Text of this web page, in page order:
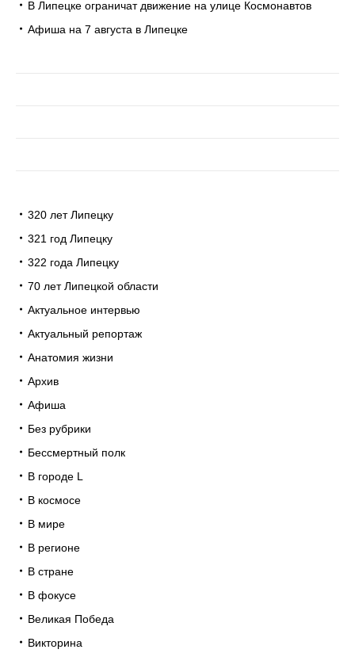
В Липецке ограничат движение на улице Космонавтов
Афиша на 7 августа в Липецке
320 лет Липецку
321 год Липецку
322 года Липецку
70 лет Липецкой области
Актуальное интервью
Актуальный репортаж
Анатомия жизни
Архив
Афиша
Без рубрики
Бессмертный полк
В городе L
В космосе
В мире
В регионе
В стране
В фокусе
Великая Победа
Викторина